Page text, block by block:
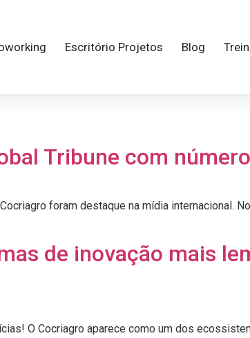
Escritório Projetos Blog
Tribune com
foram destaque na mídia internacional.
de inovação mais
O Cocriagro aparece como um dos